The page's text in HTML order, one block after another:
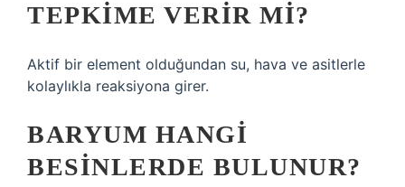
TEPKIME VERIR MI?
Aktif bir element olduğundan su, hava ve asitlerle
kolaylıkla reaksiyona girer.
BARYUM HANGI
BESINLERDE BULUNUR?